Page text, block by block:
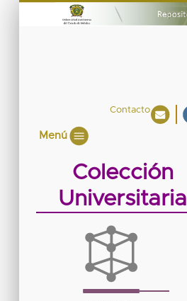
Contacto
Menú
Colección
Universitaria